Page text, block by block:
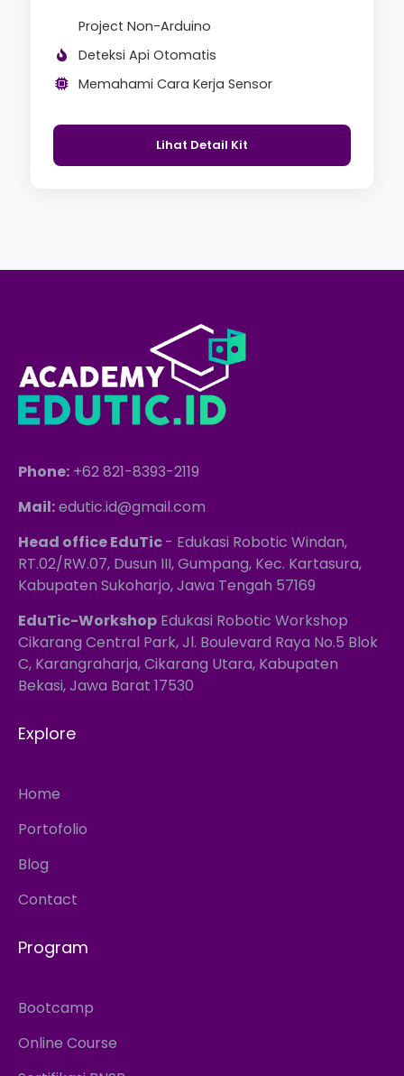
Project Non-Arduino
Deteksi Api Otomatis
Memahami Cara Kerja Sensor
Lihat Detail Kit
Phone: +62 821-8393-2119
Mail:edutic.id@gmail.com
Head office EduTic- Edukasi Robotic Windan,
RT.02/RW.07, Dusun III, Gumpang, Kec. Kartasura,
Kabupaten Sukoharjo, Jawa Tengah 57169
EduTic-Workshop Edukasi Robotic Workshop
Cikarang Central Park, Jl. Boulevard Raya No.5 Blok
C, Karangraharja, Cikarang Utara, Kabupaten
Bekasi, Jawa Barat 17530
Explore
Home
Portofolio
Blog
Contact
Program
Bootcamp
Online Course